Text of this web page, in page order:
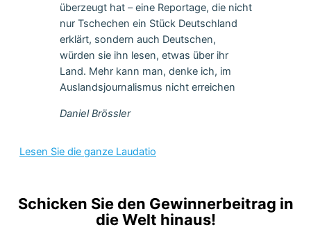
überzeugt hat – eine Reportage, die nicht
nur Tschechen ein Stück Deutschland
erklärt, sondern auch Deutschen,
würden sie ihn lesen, etwas über ihr
Land. Mehr kann man, denke ich, im
Auslandsjournalismus nicht erreichen
Daniel Brössler
Lesen Sie die ganze Laudatio
Schicken Sie den Gewinnerbeitrag in
die Welt hinaus!